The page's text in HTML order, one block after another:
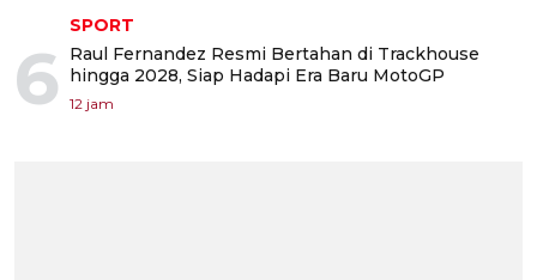
6
SPORT
Raul Fernandez Resmi Bertahan di Trackhouse
hingga 2028, Siap Hadapi Era Baru MotoGP
12 jam